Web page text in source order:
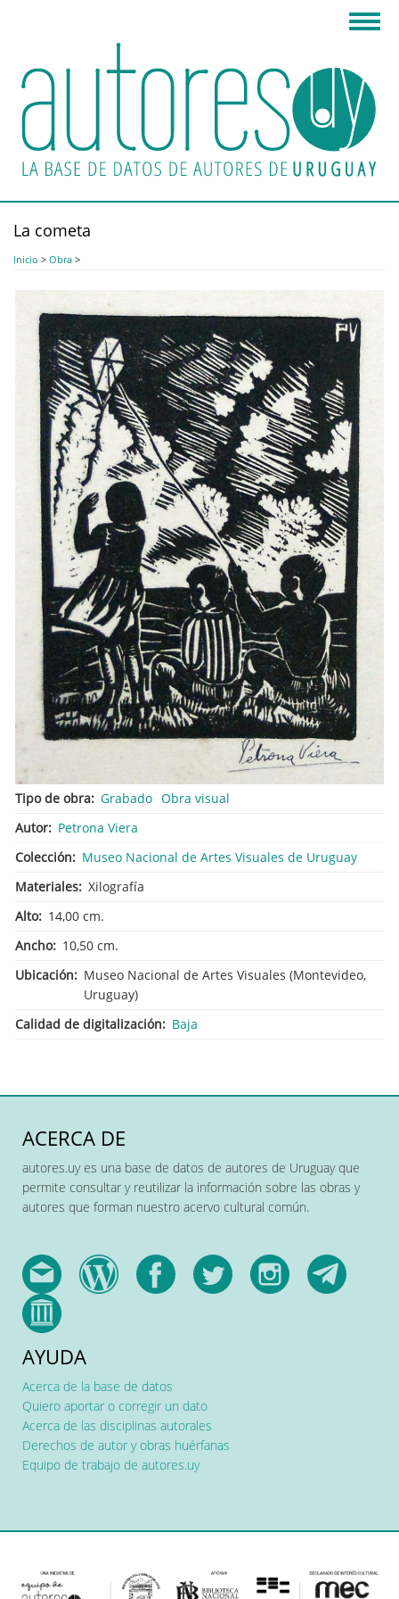
principal
La cometa
Inicio > Obra >
Tipo de obra Grabado Obra visual
Autor
Petrona Viera
Colección
Museo Nacional de Artes Visuales de Uruguay
Materiales Xilografía
Alto
14,00 cm.
Ancho
10,50 cm.
Ubicación
Museo Nacional de Artes Visuales (Montevideo,
Uruguay)
Calidad de digitalización
Baja
ACERCA DE
autores.uy es una base de datos de autores de Uruguay que
permite consultar y reutilizar la información sobre las obras y
autores que forman nuestro acervo cultural común.
AYUDA
Acerca de la base de datos
Quiero aportar o corregir un dato
Acerca de las disciplinas autorales
Derechos de autor y obras huérfanas
Equipo de trabajo de autores.uy